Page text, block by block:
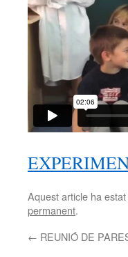
Aquest article ha
permanent.
← REUNIÓ DE